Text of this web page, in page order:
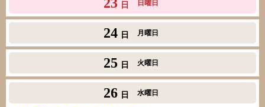
日 日曜日
24 日 月曜日
25 日 火曜日
26 日 水曜日